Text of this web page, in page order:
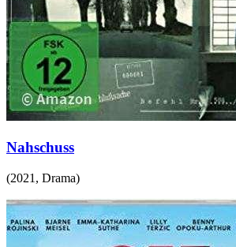
Nahschuss
(2021 , Drama)